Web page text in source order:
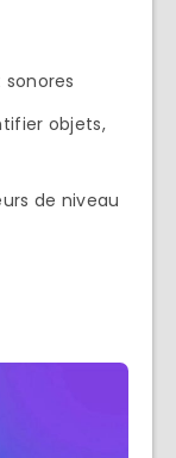
objets,
de niveau